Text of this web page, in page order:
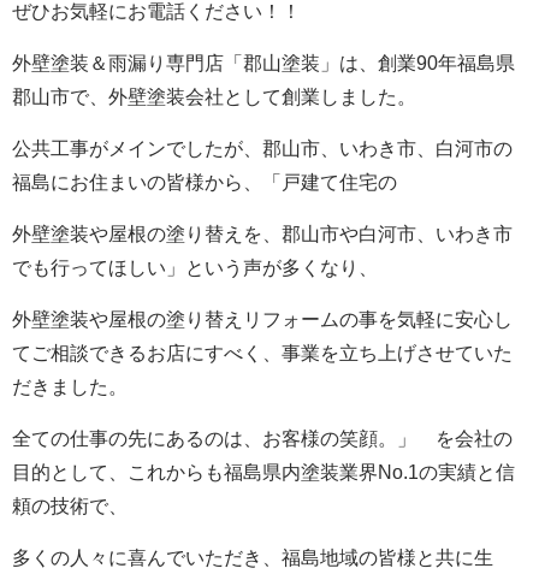
ぜひお気軽にお電話ください！！
外壁塗装＆雨漏り専門店「郡山塗装」は、創業90年福島県
郡山市で、外壁塗装会社として創業しました。
公共工事がメインでしたが、郡山市、いわき市、白河市の
福島にお住まいの皆様から、「戸建て住宅の
外壁塗装や屋根の塗り替えを、郡山市や白河市、いわき市
でも行ってほしい」という声が多くなり、
外壁塗装や屋根の塗り替えリフォームの事を気軽に安心し
てご相談できるお店にすべく、事業を立ち上げさせていた
だきました。
全ての仕事の先にあるのは、お客様の笑顔。」 を会社の
目的として、これからも福島県内塗装業界No.1の実績と信
頼の技術で、
多くの人々に喜んでいただき、福島地域の皆様と共に生